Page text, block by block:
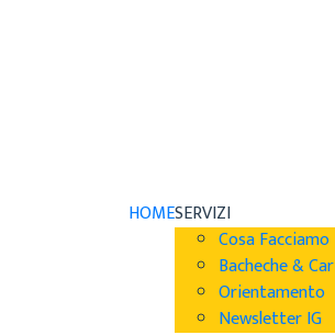
HOMESERVIZI
Cosa Facciamo
Bacheche &
Orientamento
Newsletter IG